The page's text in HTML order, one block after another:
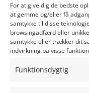
For at give dig de bedste
at gemme og/eller få
samtykke til disse
browsingadfærd eller
samtykke eller trækker dit
indvirkning på visse
Funktionsdygtig
august 2024
juli 2024
juni 2024